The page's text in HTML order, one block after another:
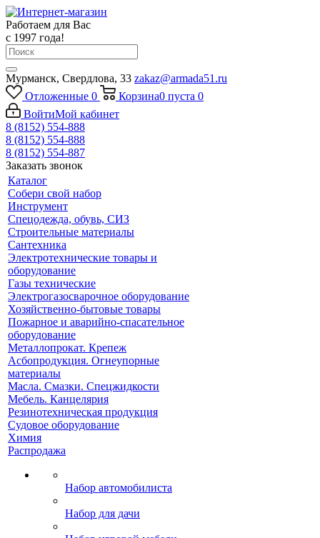
Работаем для Вас
с 1997 года!
Мурманск, Свердлова, 33 zakaz@armada51.ru
Отложенные 0 Корзина0 пуста 0
ВойтиМой кабинет
8 (8152) 554-888
8 (8152) 554-888
8 (8152) 554-887
Заказать звонок
Каталог
Собери свой набор
Инструмент
Спецодежда, обувь, СИЗ
Строительные материалы
Сантехника
Электротехнические товары и
оборудование
Газы технические
Электрогазосварочное оборудование
Хозяйственно-бытовые товары
Пожарное и аварийно-спасательное
оборудование
Металлопрокат. Крепеж
Асбопродукция. Огнеупорные
материалы
Масла. Смазки. Спецжидкости
Мебель. Канцелярия
Резинотехническая продукция
Судовое оборудование
Химия
Распродажа
Набор автомобилиста
Набор для дачи